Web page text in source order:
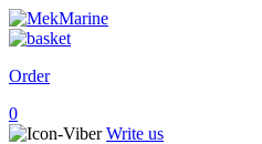
Order
0
Write us